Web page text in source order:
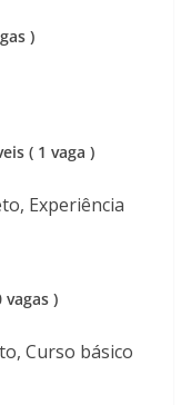
)
( 1 vaga )
Experiência
)
Curso básico